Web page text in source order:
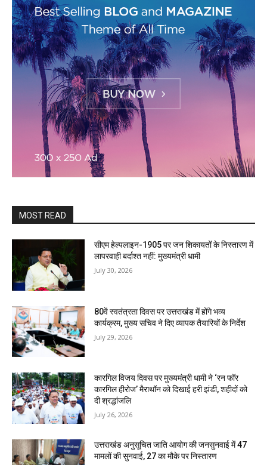
MOST READ
सीएम हेल्पलाइन-1905 पर जन शिकायतों के निस्तारण में
लापरवाही बर्दाश्त नहीं: मुख्यमंत्री धामी
July 30, 2026
80वें स्वतंत्रता दिवस पर उत्तराखंड में होंगे भव्य
कार्यक्रम, मुख्य सचिव ने दिए व्यापक तैयारियों के निर्देश
July 29, 2026
कारगिल विजय दिवस पर मुख्यमंत्री धामी ने ‘रन फॉर
कारगिल हीरोज’ मैराथॉन को दिखाई हरी झंडी, शहीदों को
दी श्रद्धांजलि
July 26, 2026
उत्तराखंड अनुसूचित जाति आयोग की जनसुनवाई में 47
मामलों की सुनवाई, 27 का मौके पर निस्तारण